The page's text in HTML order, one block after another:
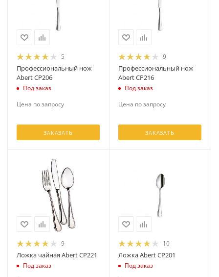
5
Профессиональный нож
Abert CP206
Под заказ
Цена по запросу
ЗАКАЗАТЬ
9
Профессиональный нож
Abert CP216
Под заказ
Цена по запросу
ЗАКАЗАТЬ
9
Ложка чайная Abert CP221
Под заказ
10
Ложка Abert CP201
Под заказ